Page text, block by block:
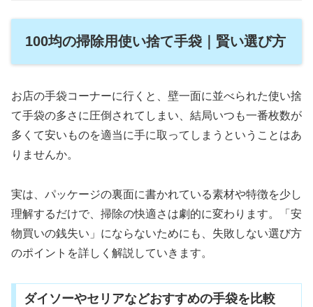
100均の掃除用使い捨て手袋｜賢い選び方
お店の手袋コーナーに行くと、壁一面に並べられた使い捨
て手袋の多さに圧倒されてしまい、結局いつも一番枚数が
多くて安いものを適当に手に取ってしまうということはあ
りませんか。
実は、パッケージの裏面に書かれている素材や特徴を少し
理解するだけで、掃除の快適さは劇的に変わります。「安
物買いの銭失い」にならないためにも、失敗しない選び方
のポイントを詳しく解説していきます。
ダイソーやセリアなどおすすめの手袋を比較